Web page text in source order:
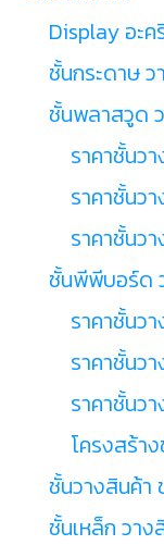
Display อะ
ชั้นกระดาษ ว
ชั้นพลาสวูด
ราคาชั้นว
ราคาชั้นว
ราคาชั้นว
ชั้นพีพีบอร์ด
ราคาชั้นว
ราคาชั้นว
ราคาชั้นว
โครงสร้า
ชั้นวางสินค้า
ชั้นเหล็ก วาง